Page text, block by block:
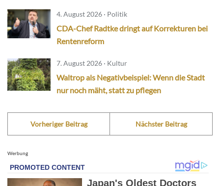
4. August 2026 · Politik
CDA-Chef Radtke dringt auf Korrekturen bei
Rentenreform
7. August 2026 · Kultur
Waltrop als Negativbeispiel: Wenn die Stadt
nur noch mäht, statt zu pflegen
Vorheriger Beitrag Nächster Beitrag
Werbung